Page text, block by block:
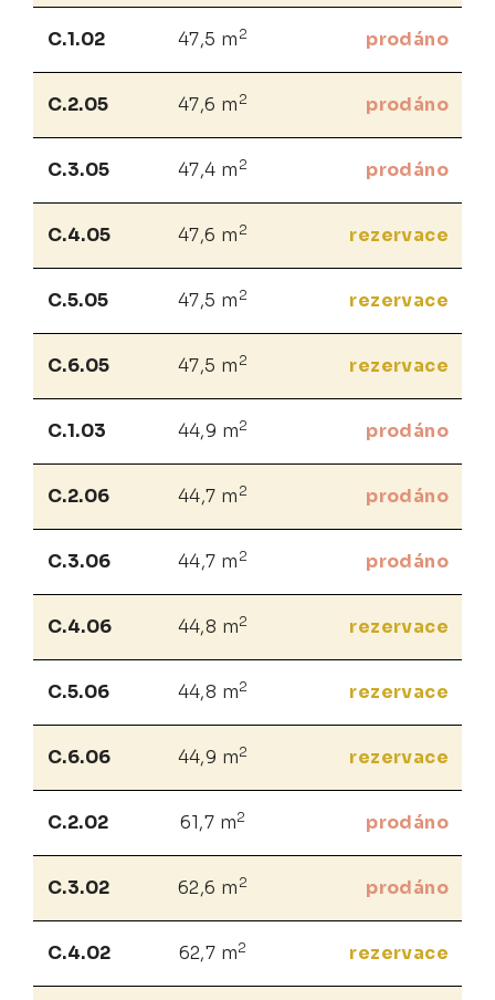
C.1.02 47,5 m 2 prodáno
C.2.05 47,6 m 2 prodáno
C.3.05 47,4 m 2 prodáno
C.4.05 47,6 m 2 rezervace
C.5.05 47,5 m 2 rezervace
C.6.05 47,5 m 2 rezervace
C.1.03 44,9 m2 prodáno
C.2.06 44,7 m 2 prodáno
C.3.06 44,7 m 2 prodáno
C.4.06 44,8 m2 rezervace
C.5.06 44,8 m2 rezervace
C.6.06 44,9 m2 rezervace
C.2.02 61,7 m2 prodáno
C.3.02 62,6 m 2 prodáno
C.4.02 62,7 m2 rezervace